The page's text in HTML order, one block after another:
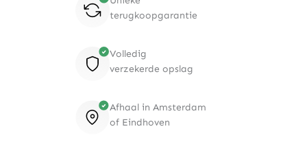
terugkoopgarantie
Volledig
verzekerde opslag
Afhaal in Amsterdam
of Eindhoven